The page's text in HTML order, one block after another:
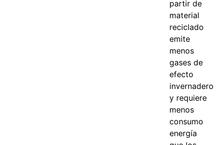
partir de
material
reciclado
emite
menos
gases de
efecto
invernadero
y requiere
menos
consumo
energía